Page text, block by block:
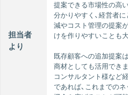
担当者
より
提案できる市場性の高
分かりやすく、経営者
減やコスト管理の提案
けを作りやすいことも
既存顧客への追加提案
商材としても活用できま
コンサルタント様など
であれば、これまでの